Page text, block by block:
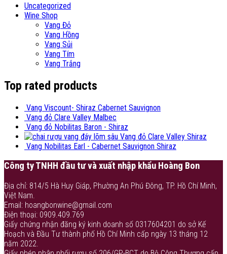
Uncategorized
Wine Shop
Vang Đỏ
Vang Hồng
Vang Sủi
Vang Tím
Vang Trắng
Top rated products
Vang Viscount- Shiraz Cabernet Sauvignon
Vang đỏ Clare Valley Malbec
Vang đỏ Nobilitas Baron - Shiraz
Vang đỏ Clare Valley Shiraz
Vang Nobilitas Earl - Cabernet Sauvignon Shiraz
Công ty TNHH đầu tư và xuất nhập khẩu Hoàng Bon
Địa chỉ: 814/5 Hà Huy Giáp, Phường An Phú Đông, TP. Hồ Chí Minh,
Việt Nam.
Email: hoangbonwine@gmail.com
Điện thoại: 0909.409.769
Giấy chứng nhận đăng ký kinh doanh số 0317604201 do sở Kế
Hoạch và Đầu Tư thành phố Hồ Chí Minh cấp ngày 13 tháng 12
năm 2022.